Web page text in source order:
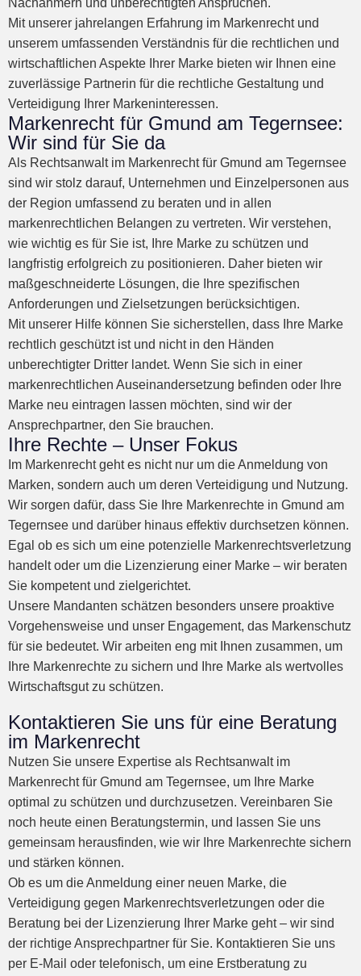
Nachahmern und unberechtigten Ansprüchen.
Mit unserer jahrelangen Erfahrung im Markenrecht und
unserem umfassenden Verständnis für die rechtlichen und
wirtschaftlichen Aspekte Ihrer Marke bieten wir Ihnen eine
zuverlässige Partnerin für die rechtliche Gestaltung und
Verteidigung Ihrer Markeninteressen.
Markenrecht für Gmund am Tegernsee:
Wir sind für Sie da
Als Rechtsanwalt im Markenrecht für Gmund am Tegernsee
sind wir stolz darauf, Unternehmen und Einzelpersonen aus
der Region umfassend zu beraten und in allen
markenrechtlichen Belangen zu vertreten. Wir verstehen,
wie wichtig es für Sie ist, Ihre Marke zu schützen und
langfristig erfolgreich zu positionieren. Daher bieten wir
maßgeschneiderte Lösungen, die Ihre spezifischen
Anforderungen und Zielsetzungen berücksichtigen.
Mit unserer Hilfe können Sie sicherstellen, dass Ihre Marke
rechtlich geschützt ist und nicht in den Händen
unberechtigter Dritter landet. Wenn Sie sich in einer
markenrechtlichen Auseinandersetzung befinden oder Ihre
Marke neu eintragen lassen möchten, sind wir der
Ansprechpartner, den Sie brauchen.
Ihre Rechte – Unser Fokus
Im Markenrecht geht es nicht nur um die Anmeldung von
Marken, sondern auch um deren Verteidigung und Nutzung.
Wir sorgen dafür, dass Sie Ihre Markenrechte in Gmund am
Tegernsee und darüber hinaus effektiv durchsetzen können.
Egal ob es sich um eine potenzielle Markenrechtsverletzung
handelt oder um die Lizenzierung einer Marke – wir beraten
Sie kompetent und zielgerichtet.
Unsere Mandanten schätzen besonders unsere proaktive
Vorgehensweise und unser Engagement, das Markenschutz
für sie bedeutet. Wir arbeiten eng mit Ihnen zusammen, um
Ihre Markenrechte zu sichern und Ihre Marke als wertvolles
Wirtschaftsgut zu schützen.
Kontaktieren Sie uns für eine Beratung
im Markenrecht
Nutzen Sie unsere Expertise als Rechtsanwalt im
Markenrecht für Gmund am Tegernsee, um Ihre Marke
optimal zu schützen und durchzusetzen. Vereinbaren Sie
noch heute einen Beratungstermin, und lassen Sie uns
gemeinsam herausfinden, wie wir Ihre Markenrechte sichern
und stärken können.
Ob es um die Anmeldung einer neuen Marke, die
Verteidigung gegen Markenrechtsverletzungen oder die
Beratung bei der Lizenzierung Ihrer Marke geht – wir sind
der richtige Ansprechpartner für Sie. Kontaktieren Sie uns
per E-Mail oder telefonisch, um eine Erstberatung zu